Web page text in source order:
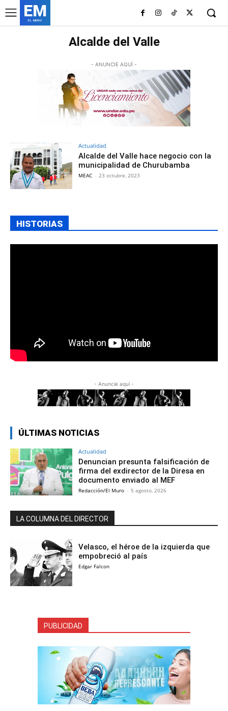
EM
EL MURO
Alcalde del Valle
- ANUNCIE AQUÍ -
Actualidad
Alcalde del Valle hace negocio con la
municipalidad de Churubamba
MEAC - 23 octubre, 2023
HISTORIAS
- Anuncie aquí -
ÚLTIMAS NOTICIAS
Actualidad
Denuncian presunta falsificación de
firma del exdirector de la Diresa en
documento enviado al MEF
Redacción/El Muro - 5 agosto, 2026
LA COLUMNA DEL DIRECTOR
Velasco, el héroe de la izquierda que
empobreció al país
Edgar Falcon
PUBLICIDAD